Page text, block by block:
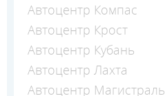
Автоцентр Компас
Автоцентр Крост
Автоцентр Кубань
Автоцентр Лахта
Автоцентр Магистраль